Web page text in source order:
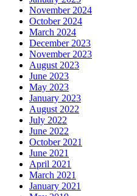
November 2024
October 2024
March 2024
December 2023
November 2023
August 2023
June 2023
May 2023
January 2023
August 2022
July 2022
June 2022
October 2021
June 2021
April 2021
March 2021
January 2021